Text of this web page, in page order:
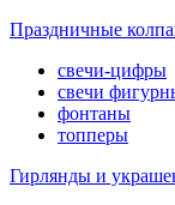
Праздничные
свечи-цифры
свечи
фонтаны
топперы
Гирлянды и